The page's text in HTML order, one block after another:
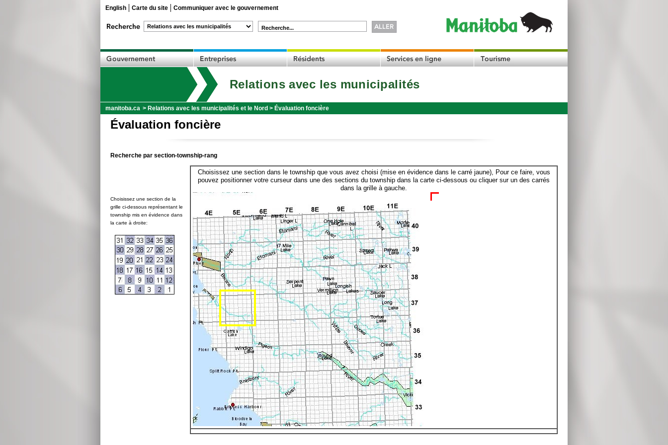
English Carte du site Communiquer avec le gouvernement
Recherche...
Relations avec les municipalités
manitoba.ca > Relations avec les municipalités et le Nord > Évaluation foncière
Évaluation foncière
Recherche par section-township-rang
Choisissez une section de la
grille ci-dessous représentant le
township mis en évidence dans
la carte à droite:
Choisissez une section dans le township que vous avez choisi (mise en évidence dans le carré jaune), Pour ce faire, vous
pouvez positionner votre curseur dans une des sections du township dans la carte ci-dessous ou cliquer sur un des carrés
dans la grille à gauche.